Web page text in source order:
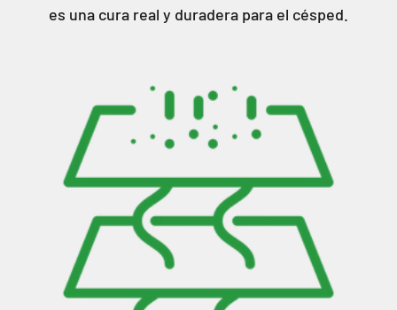
es una cura real y duradera para el césped.